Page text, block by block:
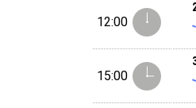
12:00
15:00